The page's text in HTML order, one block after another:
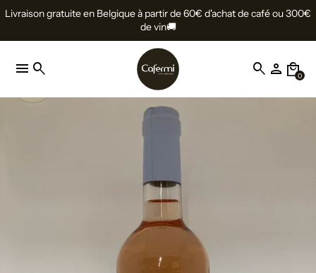
Livraison gratuite en Belgique à partir de 60€ d'achat de café ou 300€
de vin🚚
menu search search person local_mall
0